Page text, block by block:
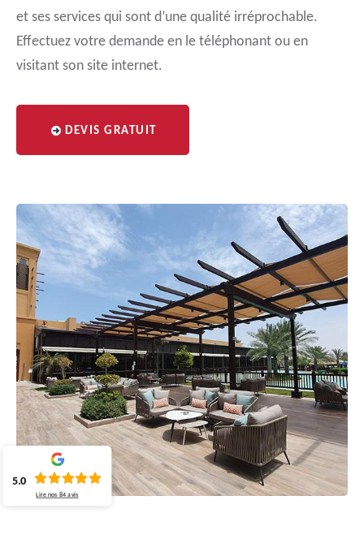
et ses services qui sont d’une qualité irréprochable.
Effectuez votre demande en le téléphonant ou en
visitant son site internet.
DEVIS GRATUIT
5.0
Lire nos84 avis